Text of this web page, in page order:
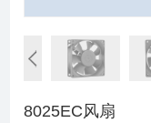
8025EC风扇